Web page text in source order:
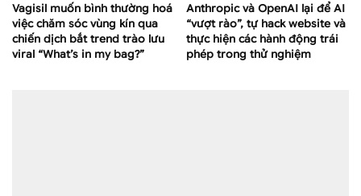
Vagisil muốn bình thường hoá
việc chăm sóc vùng kín qua
chiến dịch bắt trend trào lưu
viral “What’s in my bag?”
Anthropic và OpenAI lại để AI
“vượt rào”, tự hack website và
thực hiện các hành động trái
phép trong thử nghiệm